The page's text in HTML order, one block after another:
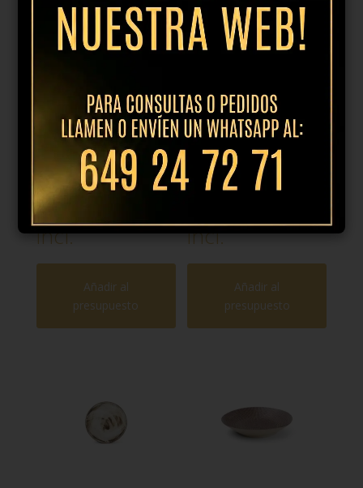
Plato llano
25.5cm dune
azul
15,95
incl.
Añadir al
presupuesto
Plato llano
28cm dune
azul
incl.
Añadir al
presupuesto